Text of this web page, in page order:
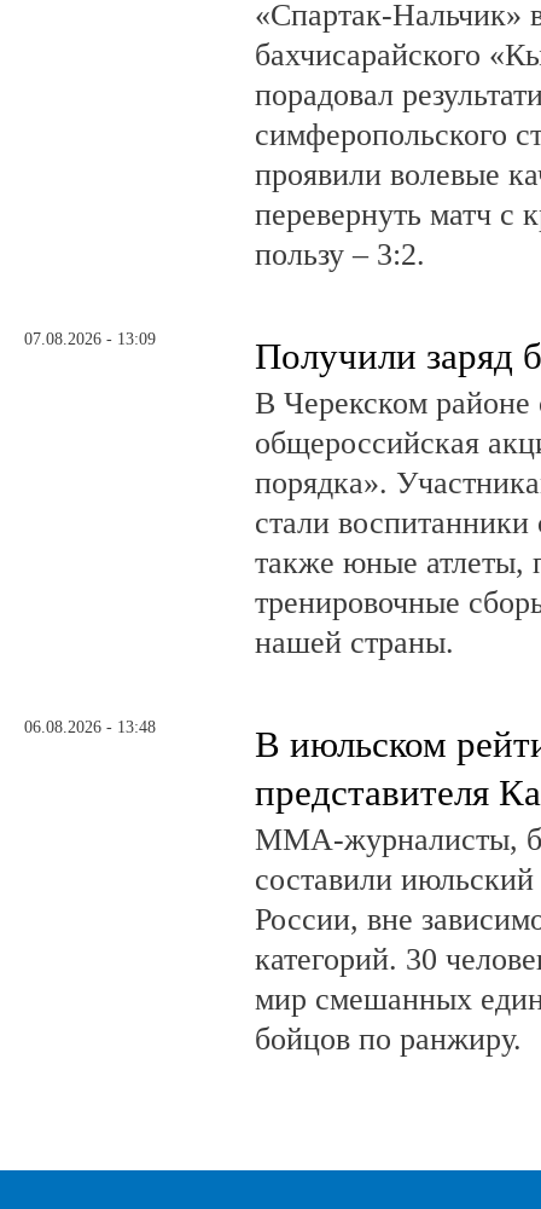
«Спартак-Нальчик»
бахчисарайского
порадовал
симферопольского
проявили волевые
перевернуть матч с
пользу – 3:2.
07.08.2026 - 13:09 Получили заряд
В Черекском районе
общероссийская
порядка».
стали
также юные атлеты,
тренировочные
нашей страны.
06.08.2026 - 13:48
В июльском
представителя
ММА-журналисты,
составили
России, вне
категорий. 30
мир смешанных
бойцов по ранжиру.